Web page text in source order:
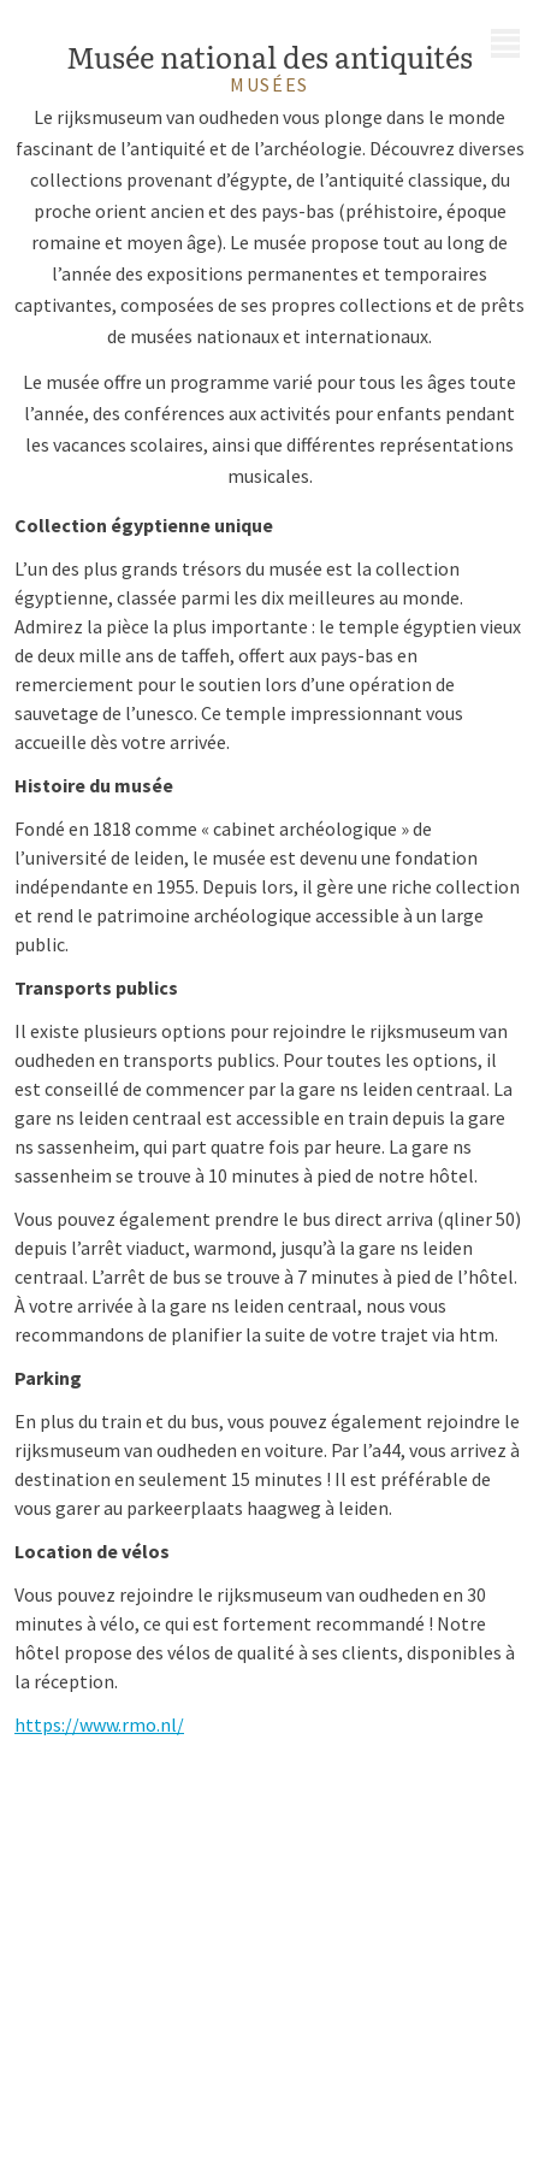
Musée national des antiquités
MUSÉES
Le rijksmuseum van oudheden vous plonge dans le monde
fascinant de l’antiquité et de l’archéologie. Découvrez diverses
collections provenant d’égypte, de l’antiquité classique, du
proche orient ancien et des pays-bas (préhistoire, époque
romaine et moyen âge). Le musée propose tout au long de
l’année des expositions permanentes et temporaires
captivantes, composées de ses propres collections et de prêts
de musées nationaux et internationaux.
Le musée offre un programme varié pour tous les âges toute
l’année, des conférences aux activités pour enfants pendant
les vacances scolaires, ainsi que différentes représentations
musicales.
Collection égyptienne unique
L’un des plus grands trésors du musée est la collection
égyptienne, classée parmi les dix meilleures au monde.
Admirez la pièce la plus importante : le temple égyptien vieux
de deux mille ans de taffeh, offert aux pays-bas en
remerciement pour le soutien lors d’une opération de
sauvetage de l’unesco. Ce temple impressionnant vous
accueille dès votre arrivée.
Histoire du musée
Fondé en 1818 comme « cabinet archéologique » de
l’université de leiden, le musée est devenu une fondation
indépendante en 1955. Depuis lors, il gère une riche collection
et rend le patrimoine archéologique accessible à un large
public.
Transports publics
Il existe plusieurs options pour rejoindre le rijksmuseum van
oudheden en transports publics. Pour toutes les options, il
est conseillé de commencer par la gare ns leiden centraal. La
gare ns leiden centraal est accessible en train depuis la gare
ns sassenheim, qui part quatre fois par heure. La gare ns
sassenheim se trouve à 10 minutes à pied de notre hôtel.
Vous pouvez également prendre le bus direct arriva (qliner 50)
depuis l’arrêt viaduct, warmond, jusqu’à la gare ns leiden
centraal. L’arrêt de bus se trouve à 7 minutes à pied de l’hôtel.
À votre arrivée à la gare ns leiden centraal, nous vous
recommandons de planifier la suite de votre trajet via htm.
Parking
En plus du train et du bus, vous pouvez également rejoindre le
rijksmuseum van oudheden en voiture. Par l’a44, vous arrivez à
destination en seulement 15 minutes ! Il est préférable de
vous garer au parkeerplaats haagweg à leiden.
Location de vélos
Vous pouvez rejoindre le rijksmuseum van oudheden en 30
minutes à vélo, ce qui est fortement recommandé ! Notre
hôtel propose des vélos de qualité à ses clients, disponibles à
la réception.
https://www.rmo.nl/